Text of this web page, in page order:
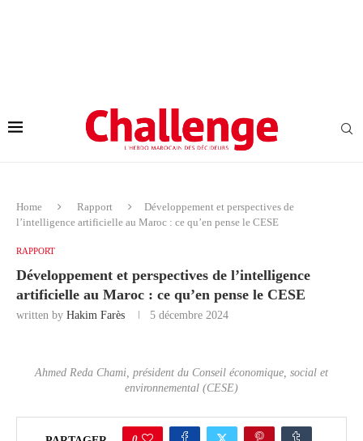
Home Rapport
Développement et perspectives de
l’intelligence artificielle au Maroc : ce qu’en pense le CESE
RAPPORT
Développement et perspectives de l’intelligence
artificielle au Maroc : ce qu’en pense le CESE
written by Hakim Farès 5 décembre 2024
Ahmed Reda Chami, président du Conseil économique, social et
environnemental (CESE)